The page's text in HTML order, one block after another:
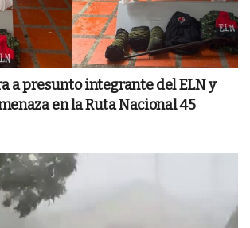
a presunto integrante del ELN y
en la Ruta Nacional 45